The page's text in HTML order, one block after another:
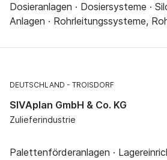
Dosieranlagen · Dosiersysteme ·
Anlagen · Rohrleitungssysteme,
DEUTSCHLAND TROISDORF
SIVAplan GmbH & Co. KG
Zulieferindustrie
Palettenförderanlagen ·